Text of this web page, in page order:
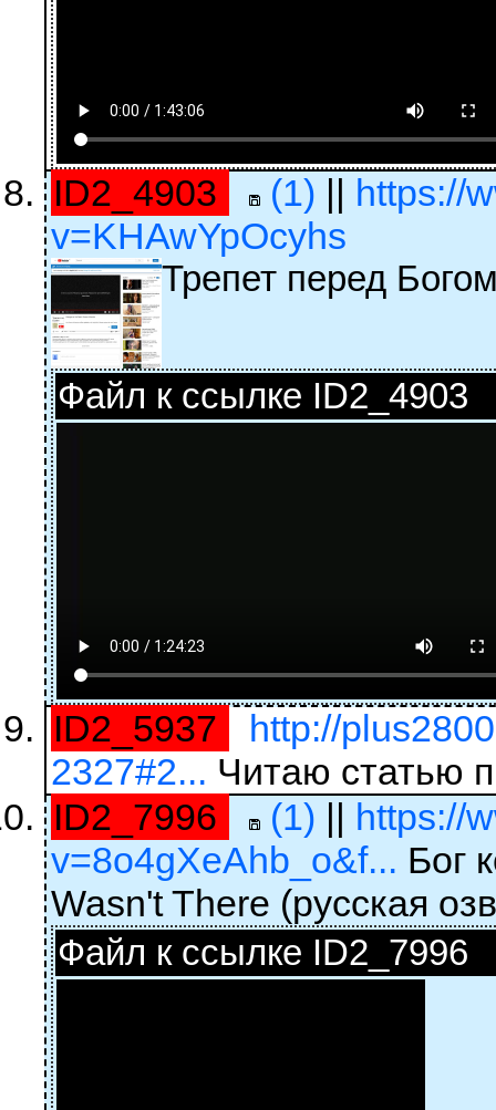
ID2_4903 (1) || https://
v=KHAwYpOcyhs
Трепет перед
Файл к ссылке ID2_4903
ID2_5937
http://
2327#2... Читаю статью
ID2_7996
(1) || https://
v=8o4gXeAhb_o&f... Бог
Wasn't There (русская
Файл к ссылке ID2_7996